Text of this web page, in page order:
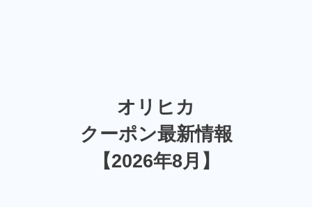
オリヒカ
クーポン最新情報
【2026年8月】